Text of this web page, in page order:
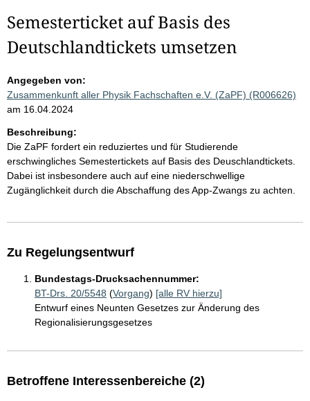
Semesterticket auf Basis des
Deutschlandtickets umsetzen
Angegeben von:
Zusammenkunft aller Physik Fachschaften e.V. (ZaPF) (R006626)
am 16.04.2024
Beschreibung:
Die ZaPF fordert ein reduziertes und für Studierende
erschwingliches Semestertickets auf Basis des Deuschlandtickets.
Dabei ist insbesondere auch auf eine niederschwellige
Zugänglichkeit durch die Abschaffung des App-Zwangs zu achten.
Zu Regelungsentwurf
Bundestags-Drucksachennummer:
BT-Drs. 20/5548 (Vorgang) [alle RV hierzu]
Entwurf eines Neunten Gesetzes zur Änderung des
Regionalisierungsgesetzes
Betroffene Interessenbereiche (2)